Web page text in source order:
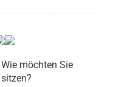
Wie möchten Sie
sitzen?